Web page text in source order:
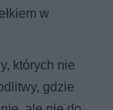
w
których nie
gdzie